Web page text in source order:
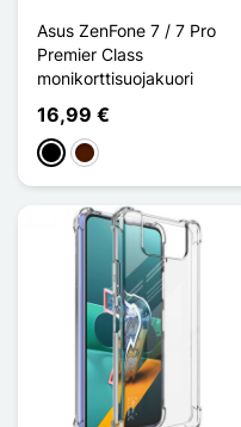
Asus ZenFone 7 / 7 Pro
Premier Class
monikorttisuojakuori
16,99 €
MustaMarron Foncé